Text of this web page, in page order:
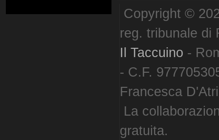
Copyright ©
reg. tribunale di
Il Taccuino -
- C.F.
Francesca
La
gratuita.